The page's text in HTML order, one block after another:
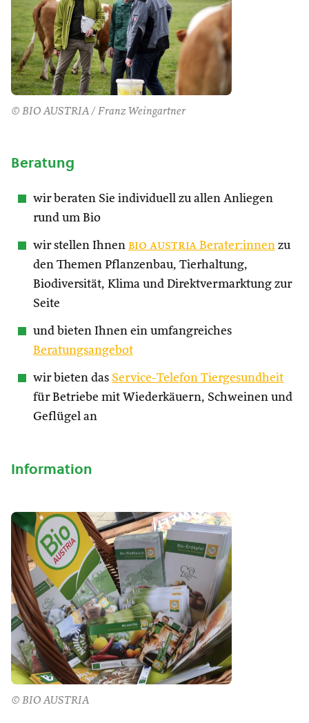
© BIO AUSTRIA / Franz Weingartner
Beratung
wir beraten Sie individuell zu allen Anliegen
rund um Bio
wir stellen Ihnen bio austria Berater:innen zu
den Themen Pflanzenbau, Tierhaltung,
Biodiversität, Klima und Direktvermarktung zur
Seite
und bieten Ihnen ein umfangreiches
Beratungsangebot
wir bieten das Service-Telefon Tiergesundheit
für Betriebe mit Wiederkäuern, Schweinen und
Geflügel an
Information
© BIO AUSTRIA